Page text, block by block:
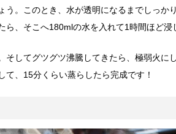
う。このとき、水が透明になるまでしっか
ら、そこへ180mlの水を入れて1時間ほど浸
そしてグツグツ沸騰してきたら、極弱火に
て、15分くらい蒸らしたら完成です！